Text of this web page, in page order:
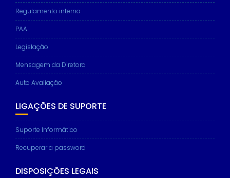
Regulamento interno
PAA
Legislação
Mensagem da Diretora
Auto Avaliação
LIGAÇÕES DE SUPORTE
Suporte Informático
Recuperar a password
DISPOSIÇÕES LEGAIS